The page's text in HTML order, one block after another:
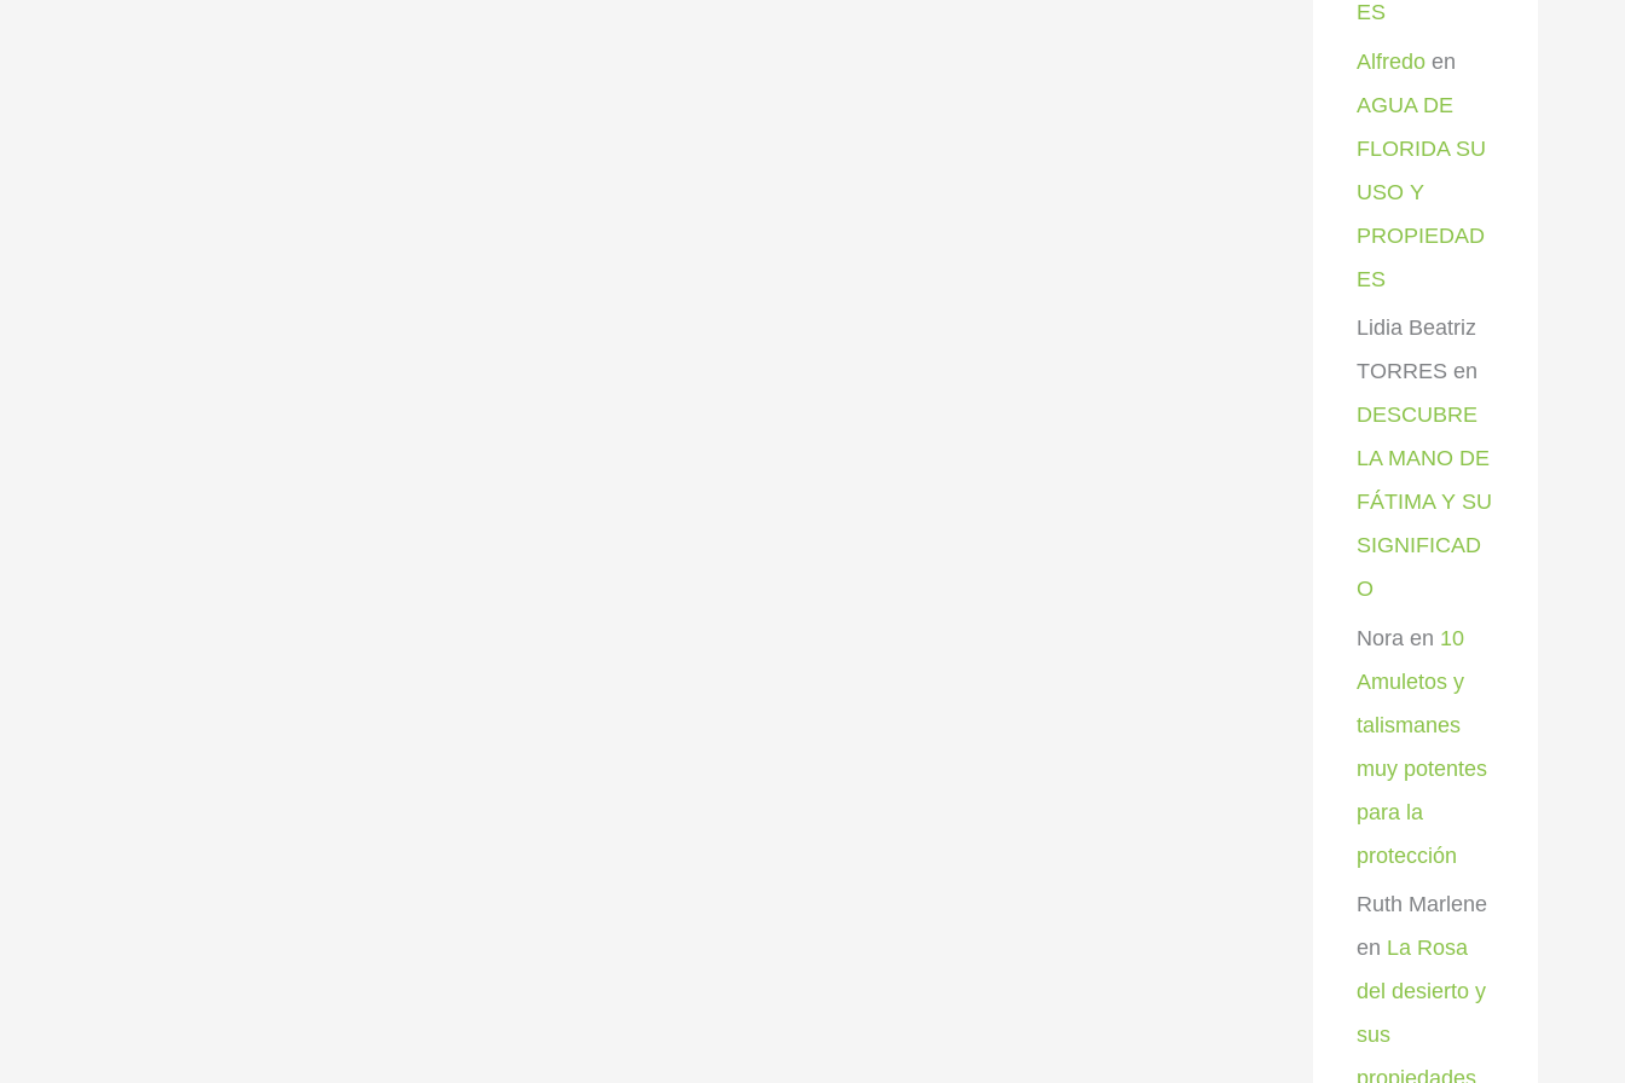
ES
Alfredo en
AGUA DE
FLORIDA SU
USO Y
PROPIEDAD
ES
Lidia Beatriz
TORRES en
DESCUBRE
LA MANO DE
FÁTIMA Y SU
SIGNIFICAD
O
Nora en 10
Amuletos y
talismanes
muy potentes
para la
protección
Ruth Marlene
en La Rosa
del desierto y
sus
propiedades